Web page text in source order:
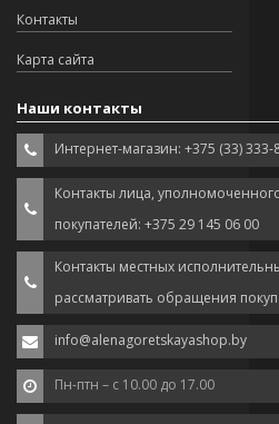
Контакты
Карта сайта
Наши контакты
Интернет-магазин: +375 (33) 333-
Контакты лица,
покупателей: +375 29 145 06 00
Контакты местных
рассматривать обращения
info@alenagoretskayashop.by
Пн-птн – с 10.00 до 17.00